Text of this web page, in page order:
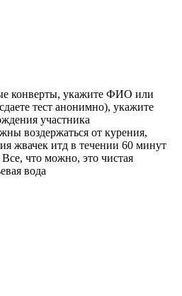
конверты, укажите ФИО или
тест анонимно), укажите
участника
воздержаться от курения,
жвачек итд в течении 60 минут
Все, что можно, это чистая
вода